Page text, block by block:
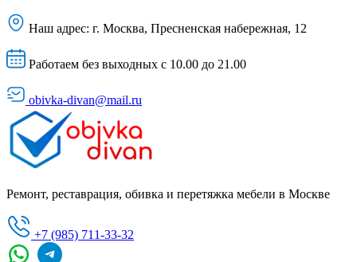
Наш адрес: г. Москва, Пресненская набережная, 12
Работаем без выходных с 10.00 до 21.00
obivka-divan@mail.ru
Ремонт, реставрация, обивка и перетяжка мебели в Москве
+7 (985) 711-33-32